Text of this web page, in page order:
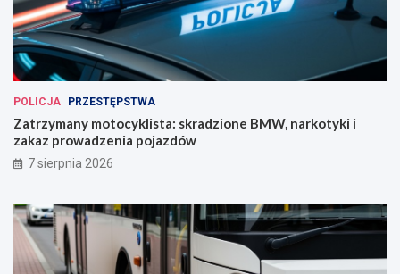
POLICJA PRZESTĘPSTWA
Zatrzymany motocyklista: skradzione BMW, narkotyki i
zakaz prowadzenia pojazdów
7 sierpnia 2026